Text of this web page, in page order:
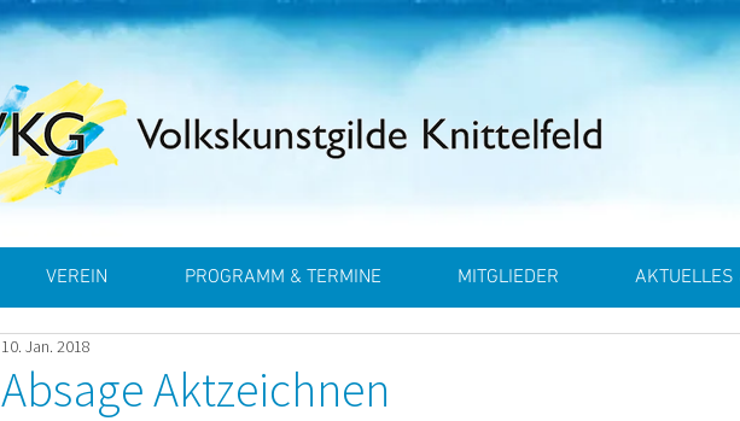
VEREIN PROGRAMM & TERMINE MITGLIEDER AKTUELLES
Absage Aktzeichnen
10. Jan. 2018